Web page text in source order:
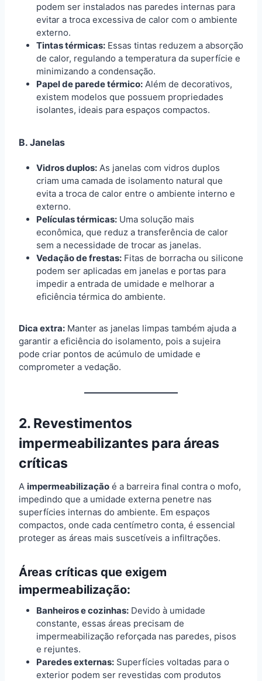
podem ser instalados nas paredes internas para
evitar a troca excessiva de calor com o ambiente
externo.
Tintas térmicas: Essas tintas reduzem a absorção
de calor, regulando a temperatura da superfície e
minimizando a condensação.
Papel de parede térmico: Além de decorativos,
existem modelos que possuem propriedades
isolantes, ideais para espaços compactos.
B. Janelas
Vidros duplos: As janelas com vidros duplos
criam uma camada de isolamento natural que
evita a troca de calor entre o ambiente interno e
externo.
Películas térmicas: Uma solução mais
econômica, que reduz a transferência de calor
sem a necessidade de trocar as janelas.
Vedação de frestas: Fitas de borracha ou silicone
podem ser aplicadas em janelas e portas para
impedir a entrada de umidade e melhorar a
eficiência térmica do ambiente.
Dica extra: Manter as janelas limpas também ajuda a
garantir a eficiência do isolamento, pois a sujeira
pode criar pontos de acúmulo de umidade e
comprometer a vedação.
2. Revestimentos
impermeabilizantes para áreas
críticas
A impermeabilização é a barreira final contra o mofo,
impedindo que a umidade externa penetre nas
superfícies internas do ambiente. Em espaços
compactos, onde cada centímetro conta, é essencial
proteger as áreas mais suscetíveis a infiltrações.
Áreas críticas que exigem
impermeabilização:
Banheiros e cozinhas: Devido à umidade
constante, essas áreas precisam de
impermeabilização reforçada nas paredes, pisos
e rejuntes.
Paredes externas: Superfícies voltadas para o
exterior podem ser revestidas com produtos